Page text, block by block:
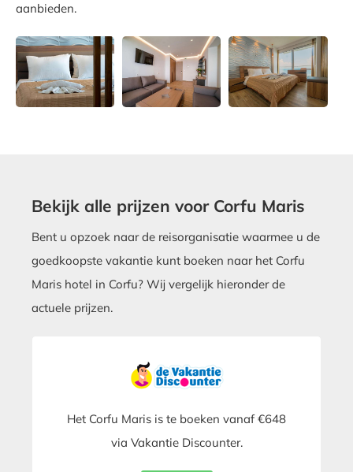
aanbieden.
Bekijk alle prijzen voor Corfu Maris
Bent u opzoek naar de reisorganisatie waarmee u de
goedkoopste vakantie kunt boeken naar het Corfu
Maris hotel in Corfu? Wij vergelijk hieronder de
actuele prijzen.
Het Corfu Maris is te boeken vanaf €648
via Vakantie Discounter.